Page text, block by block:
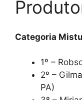
Categoria
1º –
2º –
PA)